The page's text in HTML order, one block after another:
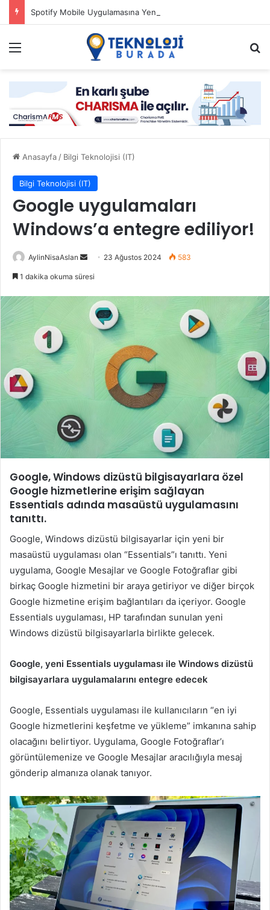
Spotify Mobile Uygulamasına Yeni Özellikler Ekliyor
Menü
Anasayfa/ Bilgi Teknolojisi (IT)
Bilgi Teknolojisi (IT)
Google uygulamaları
Windows’a entegre ediliyor!
AylinNisaAslan
Bir
göndermek
23 Ağustos 2024 583
1 dakika okuma süresi
Google, Windows dizüstü bilgisayarlara özel
Google hizmetlerine erişim sağlayan
Essentials adında masaüstü uygulamasını
tanıttı.
Google, Windows dizüstü bilgisayarlar için yeni bir
masaüstü uygulaması olan “Essentials”ı tanıttı. Yeni
uygulama, Google Mesajlar ve Google Fotoğraflar gibi
birkaç Google hizmetini bir araya getiriyor ve diğer birçok
Google hizmetine erişim bağlantıları da içeriyor. Google
Essentials uygulaması, HP tarafından sunulan yeni
Windows dizüstü bilgisayarlarla birlikte gelecek.
Google, yeni Essentials uygulaması ile Windows dizüstü
bilgisayarlara uygulamalarını entegre edecek
Google, Essentials uygulaması ile kullanıcıların “en iyi
Google hizmetlerini keşfetme ve yükleme” imkanına sahip
olacağını belirtiyor. Uygulama, Google Fotoğraflar’ı
görüntülemenize ve Google Mesajlar aracılığıyla mesaj
gönderip almanıza olanak tanıyor.